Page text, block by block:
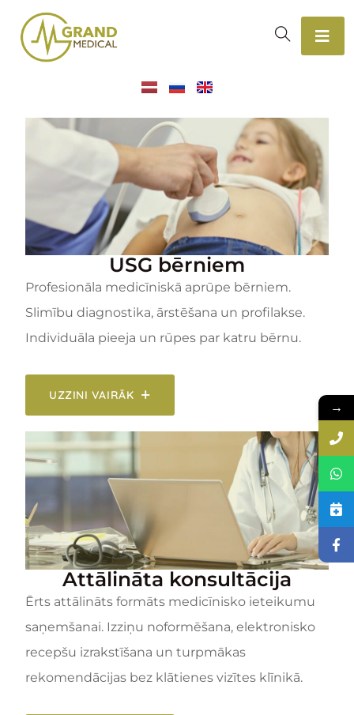
USG bērniem
Profesionāla medicīniskā aprūpe bērniem.
Slimību diagnostika, ārstēšana un profilakse.
Individuāla pieeja un rūpes par katru bērnu.
UZZINI VAIRĀK
Attālināta konsultācija
Ērts attālināts formāts medicīnisko ieteikumu
saņemšanai. Izziņu noformēšana, elektronisko
recepšu izrakstīšana un turpmākas
rekomendācijas bez klātienes vizītes klīnikā.
→